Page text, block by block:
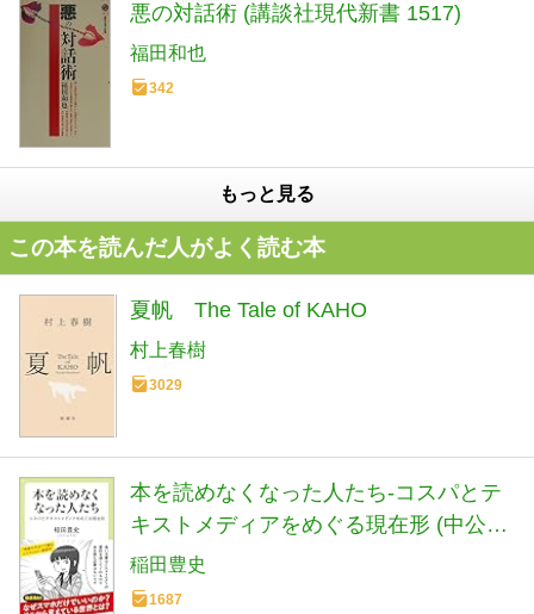
悪の対話術 (講談社現代新書 1517)
福田和也
342
もっと見る
この本を読んだ人がよく読む本
夏帆 The Tale of KAHO
村上春樹
3029
本を読めなくなった人たち-コスパとテ
キストメディアをめぐる現在形 (中公新
書ラクレ 861)
稲田豊史
1687